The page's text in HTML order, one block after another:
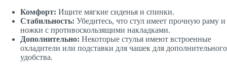
Комфорт: Ищите мягкие сиденья и спинки.
Стабильность: Убедитесь, что стул имеет прочную раму и
ножки с противоскользящими накладками.
Дополнительно: Некоторые стулья имеют встроенные
охладители или подставки для чашек для дополнительного
удобства.